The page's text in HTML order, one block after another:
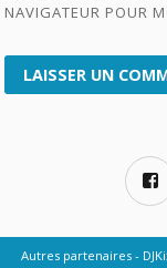
NAVIGATEUR POUR
Autres partenaires